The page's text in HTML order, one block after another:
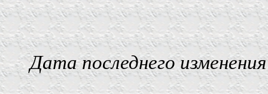
Дата последнего